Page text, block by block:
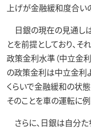
上げが金融緩和度合い
日銀の現在の見通し
とを前提としており、
政策金利水準（中立金利
の政策金利は中立金利
くらいで金融緩和の状
そのことを車の運転に
さらに、日銀は自分た